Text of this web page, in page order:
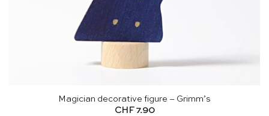
Magician decorative figure – Grimm’s
CHF 7.90